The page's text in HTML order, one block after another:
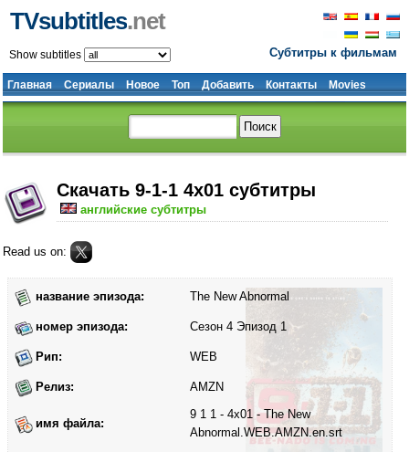
Субтитры к фильмам
TVsubtitles.net
Главная Сериалы Новое Топ Добавить Контакты Movies
Show subtitles
Скачать 9-1-1 4x01 субтитры
английские субтитры
Read us on:
название эпизода: The New Abnormal
номер эпизода: Сезон 4 Эпизод 1
Рип: WEB
Релиз: AMZN
имя файла:
9 1 1 - 4x01 - The New
Abnormal.WEB.AMZN.en.srt